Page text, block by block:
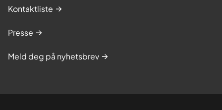
Kontaktliste
Presse
Meld deg på nyhetsbrev